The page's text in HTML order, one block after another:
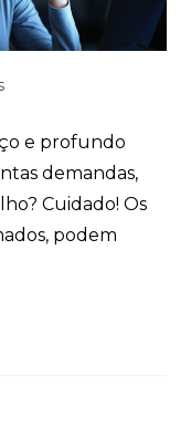
e profundo
demandas,
Cuidado! Os
podem